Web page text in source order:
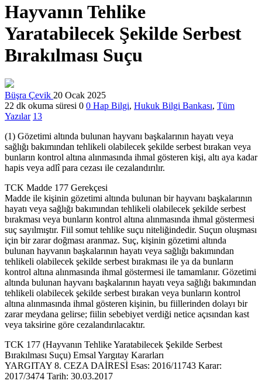
Hayvanın Tehlike
Yaratabilecek Şekilde Serbest
Bırakılması Suçu
Büşra Çevik 20 Ocak 2025
22 dk okuma süresi 0 0 Hap Bilgi, Hukuk Bilgi Bankası, Tüm
Yazılar 13
(1) Gözetimi altında bulunan hayvanı başkalarının hayatı veya
sağlığı bakımından tehlikeli olabilecek şekilde serbest bırakan veya
bunların kontrol altına alınmasında ihmal gösteren kişi, altı aya kadar
hapis veya adlî para cezası ile cezalandırılır.
TCK Madde 177 Gerekçesi
Madde ile kişinin gözetimi altında bulunan bir hayvanı başkalarının
hayatı veya sağlığı bakımından tehlikeli olabilecek şekilde serbest
bırakması veya bunların kontrol altına alınmasında ihmal göstermesi
suç sayılmıştır. Fiil somut tehlike suçu niteliğindedir. Suçun oluşması
için bir zarar doğması aranmaz. Suç, kişinin gözetimi altında
bulunan hayvanın başkalarının hayatı veya sağlığı bakımından
tehlikeli olabilecek şekilde serbest bırakması ile ya da bunların
kontrol altına alınmasında ihmal göstermesi ile tamamlanır. Gözetimi
altında bulunan hayvanı başkalarının hayatı veya sağlığı bakımından
tehlikeli olabilecek şekilde serbest bırakan veya bunların kontrol
altına alınmasında ihmal gösteren kişinin, bu fiillerinden dolayı bir
zarar meydana gelirse; fiilin sebebiyet verdiği netice açısından kast
veya taksirine göre cezalandırılacaktır.
TCK 177 (Hayvanın Tehlike Yaratabilecek Şekilde Serbest
Bırakılması Suçu) Emsal Yargıtay Kararları
YARGITAY 8. CEZA DAİRESİ Esas: 2016/11743 Karar:
2017/3474 Tarih: 30.03.2017